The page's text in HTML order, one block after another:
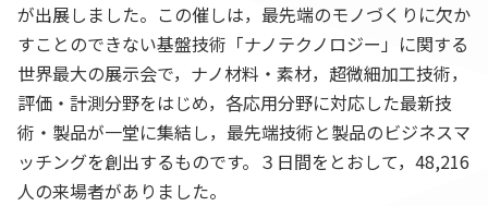
が出展しました。この催しは，最先端のモノづくりに欠か
すことのできない基盤技術「ナノテクノロジー」に関する
世界最大の展示会で，ナノ材料・素材，超微細加工技術，
評価・計測分野をはじめ，各応用分野に対応した最新技
術・製品が一堂に集結し，最先端技術と製品のビジネスマ
ッチングを創出するものです。３日間をとおして，48,216
人の来場者がありました。